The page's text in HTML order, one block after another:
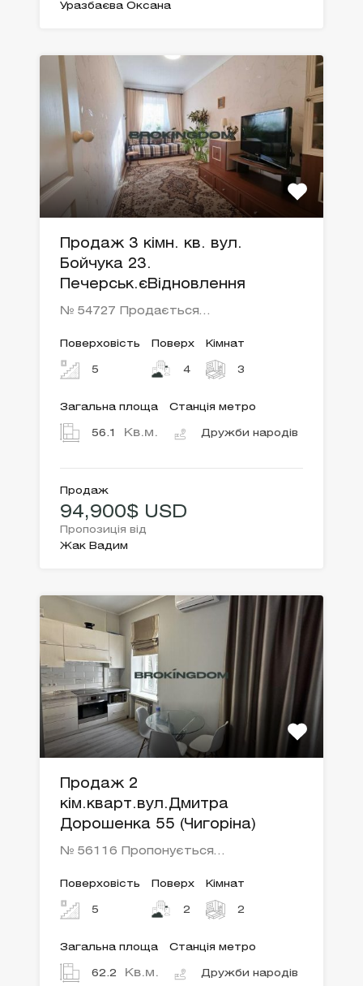
Уразбаєва Оксана
Продаж 3 кімн. кв. вул.
Бойчука 23.
Печерськ.єВідновлення
№ 54727 Продається…
Поверховість
5
Поверх
4
Кімнат
3
Загальна площа
56.1 Кв.м.
Станція метро
Дружби народів
Продаж
94,900$ USD
Пропозиція від
Жак Вадим
Продаж 2
кім.кварт.вул.Дмитра
Дорошенка 55 (Чигоріна)
№ 56116 Пропонується…
Поверховість
5
Поверх
2
Кімнат
2
Загальна площа
62.2 Кв.м.
Станція метро
Дружби народів